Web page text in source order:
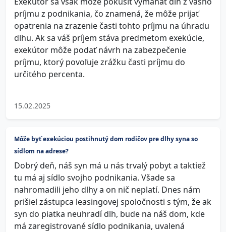
príjmu z podnikania, čo znamená, že môže prijať
opatrenia na zrazenie časti tohto príjmu na úhradu
dlhu. Ak sa váš príjem stáva predmetom exekúcie,
exekútor môže podať návrh na zabezpečenie
príjmu, ktorý povoľuje zrážku časti príjmu do
určitého percenta.
15.02.2025
Môže byť exekúciou postihnutý dom rodičov pre dlhy syna so
sídlom na adrese?
Dobrý deň, náš syn má u nás trvalý pobyt a taktiež
tu má aj sídlo svojho podnikania. Všade sa
nahromadili jeho dlhy a on nič neplatí. Dnes nám
prišiel zástupca leasingovej spoločnosti s tým, že ak
syn do piatka neuhradí dlh, bude na náš dom, kde
má zaregistrované sídlo podnikania, uvalená